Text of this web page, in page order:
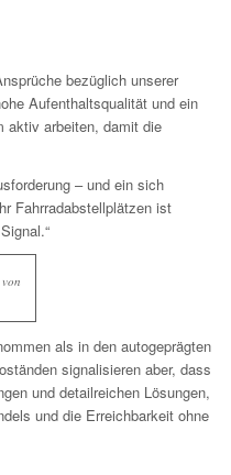
bezüglich unserer
Aufenthaltsqualität und ein
aktiv arbeiten, damit die
– und ein sich
Fahrradabstellplätzen ist
als in den autogeprägten
signalisieren aber, dass
und detailreichen Lösungen,
und die Erreichbarkeit ohne